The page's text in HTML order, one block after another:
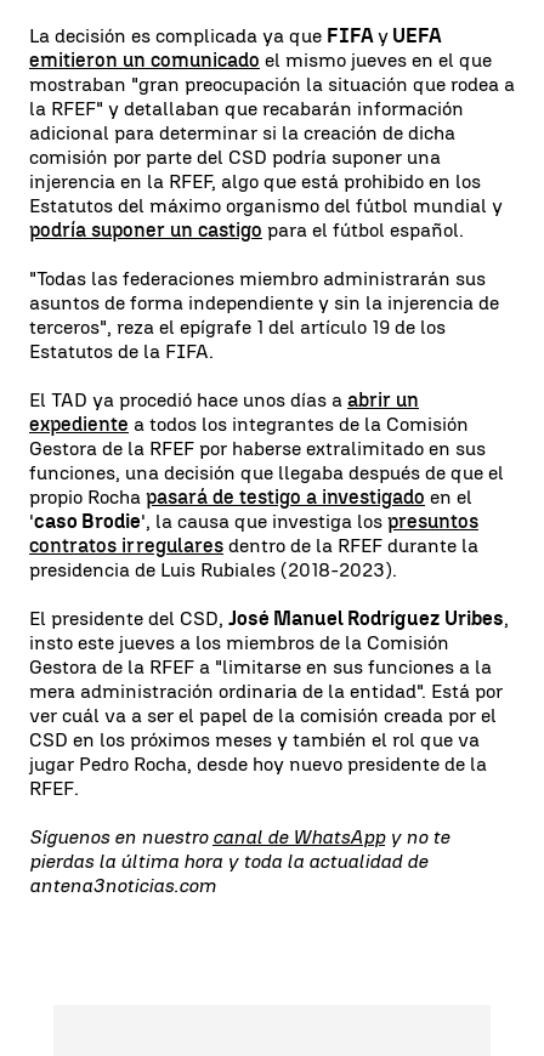
La decisión es complicada ya que FIFAy UEFA
emitieron un comunicado el mismo jueves en el que
mostraban "gran preocupación la situación que rodea a
la RFEF" y detallaban que recabarán información
adicional para determinar si la creación de dicha
comisión por parte del CSD podría suponer una
injerencia en la RFEF, algo que está prohibido en los
Estatutos del máximo organismo del fútbol mundial y
podría suponer un castigo para el fútbol español.
"Todas las federaciones miembro administrarán sus
asuntos de forma independiente y sin la injerencia de
terceros", reza el epígrafe 1 del artículo 19 de los
Estatutos de la FIFA.
El TAD ya procedió hace unos días a abrir un
expediente a todos los integrantes de la Comisión
Gestora de la RFEF por haberse extralimitado en sus
funciones, una decisión que llegaba después de que el
propio Rocha pasará de testigo a investigado en el
'caso Brodie', la causa que investiga los presuntos
contratos irregulares dentro de la RFEF durante la
presidencia de Luis Rubiales (2018-2023).
El presidente del CSD, José Manuel Rodríguez Uribes,
insto este jueves a los miembros de la Comisión
Gestora de la RFEF a "limitarse en sus funciones a la
mera administración ordinaria de la entidad". Está por
ver cuál va a ser el papel de la comisión creada por el
CSD en los próximos meses y también el rol que va
jugar Pedro Rocha, desde hoy nuevo presidente de la
RFEF.
Síguenos en nuestro canal de WhatsAppy no te
pierdas la última hora y toda la actualidad de
antena3noticias.com